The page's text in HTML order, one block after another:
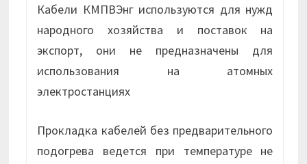
Кабели КМПВЭнг используются для нужд
народного хозяйства и поставок на
экспорт, они не предназначены для
использования на атомных
электростанциях
Прокладка кабелей без предварительного
подогрева ведется при температуре не